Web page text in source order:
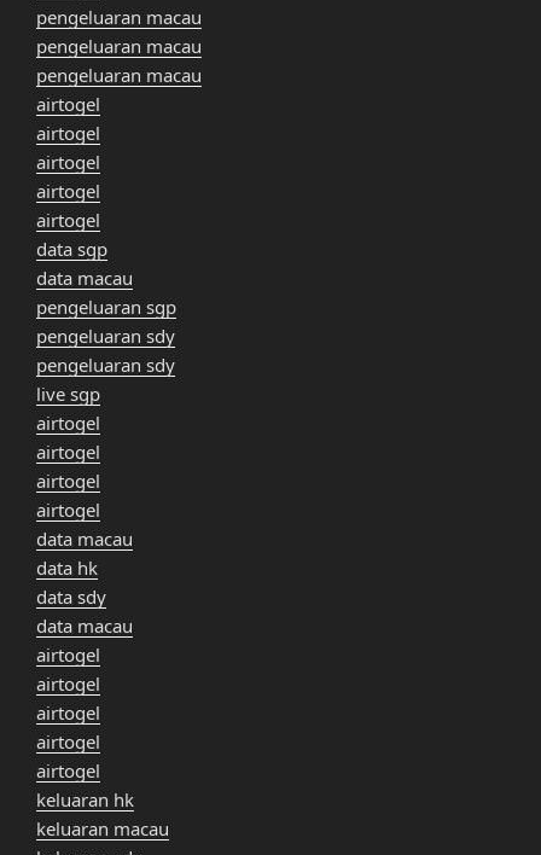
pengeluaran macau
pengeluaran macau
pengeluaran macau
airtogel
airtogel
airtogel
airtogel
airtogel
data sgp
data macau
pengeluaran sgp
pengeluaran sdy
pengeluaran sdy
live sgp
airtogel
airtogel
airtogel
airtogel
data macau
data hk
data sdy
data macau
airtogel
airtogel
airtogel
airtogel
airtogel
keluaran hk
keluaran macau